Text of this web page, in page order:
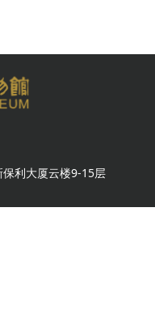
利大厦云楼9-15层